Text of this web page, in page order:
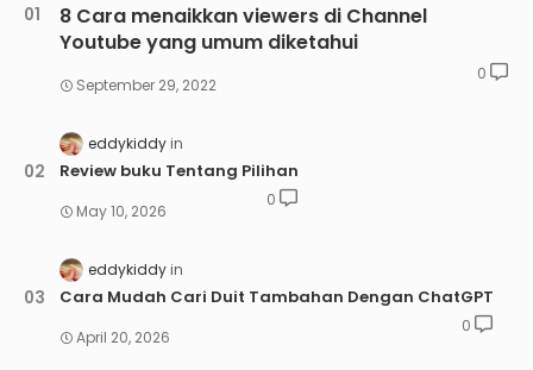
8 Cara menaikkan viewers di Channel
Youtube yang umum diketahui
September 29, 2022
0
eddykiddy
Review buku Tentang Pilihan
May 10, 2026
0
eddykiddy
Cara Mudah Cari Duit Tambahan Dengan ChatGPT
April 20, 2026
0